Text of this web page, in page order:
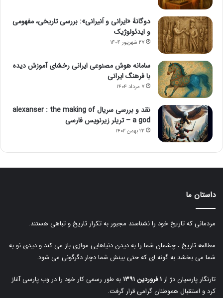
دوگانهٔ «ایرانی و اَنیرانی»: بررسی تاریخی، مفهومی
و ایدئولوژیک
۲۷ شهریور ۱۴۰۴
سامانه هوش مصنوعی ایرانی رخشای آموزش دیده
با فرهنگ ایرانی
۷ مرداد ۱۴۰۴
نقد و بررسی سریال alexanser : the making of
a god – تریلر زیرنویس فارسی
۲۲ بهمن ۱۴۰۲
داستان ما
مردمانی که تاریخ خود را نشناسند مجبور به تکرار تاریخ و تباهی هستند.
مطالعه تاریخ ، چشمان شما را به دیدن دنیاهایی موازی باز می کند و دیدی نو به
شما می بخشد به گونه ای که حتی بینش شما دچار دگرگونی می شود.
تارنگار پارسیان دژ از ۱ فروردین ۱۳۹۱
به طور رسمی کار خود را در وب پارسی آغاز
کرد و استقبال هموطنان گرامی قرار گرفت.